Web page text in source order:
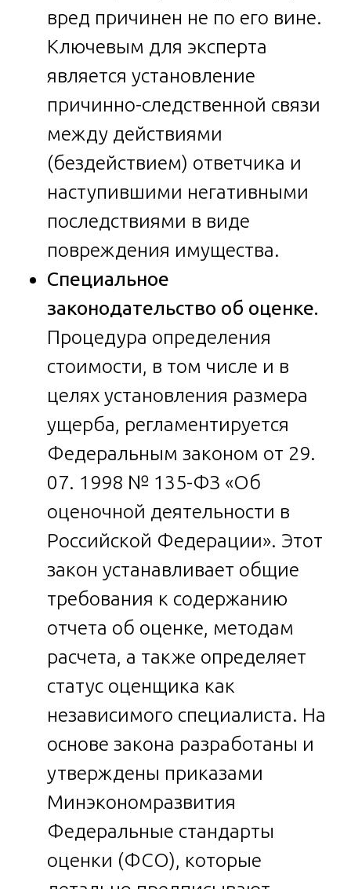
вред причинен не по его вине.
Ключевым для эксперта
является установление
причинно-следственной связи
между действиями
(бездействием) ответчика и
наступившими негативными
последствиями в виде
повреждения имущества.
Специальное
законодательство об оценке.
Процедура определения
стоимости, в том числе и в
целях установления размера
ущерба, регламентируется
Федеральным законом от 29.
07. 1998 № 135-ФЗ «Об
оценочной деятельности в
Российской Федерации». Этот
закон устанавливает общие
требования к содержанию
отчета об оценке, методам
расчета, а также определяет
статус оценщика как
независимого специалиста. На
основе закона разработаны и
утверждены приказами
Минэкономразвития
Федеральные стандарты
оценки (ФСО), которые